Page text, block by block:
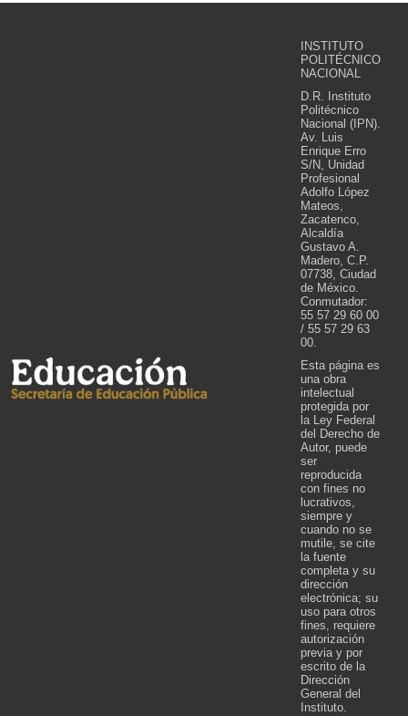
INSTITUTO
POLITÉCNICO
NACIONAL
D.R. Instituto
Politécnico
Nacional (IPN).
Av. Luis
Enrique Erro
S/N, Unidad
Profesional
Adolfo López
Mateos,
Zacatenco,
Alcaldía
Gustavo A.
Madero, C.P.
07738, Ciudad
de México.
Conmutador:
55 57 29 60 00
/ 55 57 29 63
00.
Esta página es
una obra
intelectual
protegida por
la Ley Federal
del Derecho de
Autor, puede
ser
reproducida
con fines no
lucrativos,
siempre y
cuando no se
mutile, se cite
la fuente
completa y su
dirección
electrónica; su
uso para otros
fines, requiere
autorización
previa y por
escrito de la
Dirección
General del
Instituto.